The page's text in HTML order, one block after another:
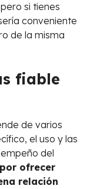
si tienes
conveniente
de la misma
fiable
de varios
el uso y las
del
ofrecer
relación